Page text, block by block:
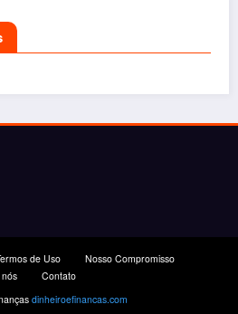
de Uso
Nosso Compromisso
Contato
dinheiroefinancas.com